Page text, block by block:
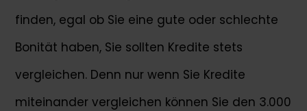
finden, egal ob Sie eine gute oder schlechte
Bonität haben, Sie sollten Kredite stets
vergleichen. Denn nur wenn Sie Kredite
miteinander vergleichen können Sie den 3.000